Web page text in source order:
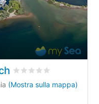
Valutato0
(Mostra sulla mappa)